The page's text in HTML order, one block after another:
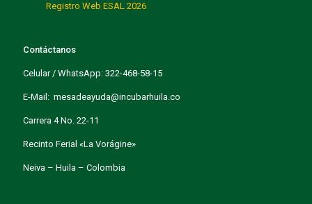
Registro Web ESAL 2026
Contáctanos
Celular / WhatsApp: 322-468-58-15
E-Mail: mesadeayuda@incubarhuila.co
Carrera 4 No. 22-11
Recinto Ferial «La Vorágine»
Neiva – Huila – Colombia